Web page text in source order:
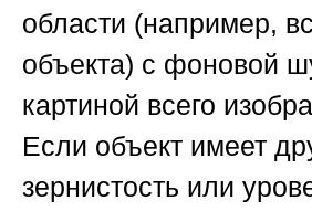
области (например,
объекта) с фоновой
картиной всего
Если объект имеет
зернистость или